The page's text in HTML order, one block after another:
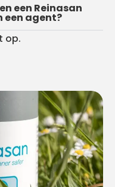
een Reinasan
een agent?
op.